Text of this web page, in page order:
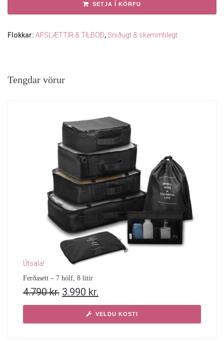
SETJA Í KÖRFU
Flokkar: AFSLÆTTIR & TILBOÐ, Sniðugt & skemmtilegt
Tengdar vörur
Útsala!
Ferðasett – 7 hólf, 8 litir
4.790kr. 3.990 kr.
VELDU KOSTI